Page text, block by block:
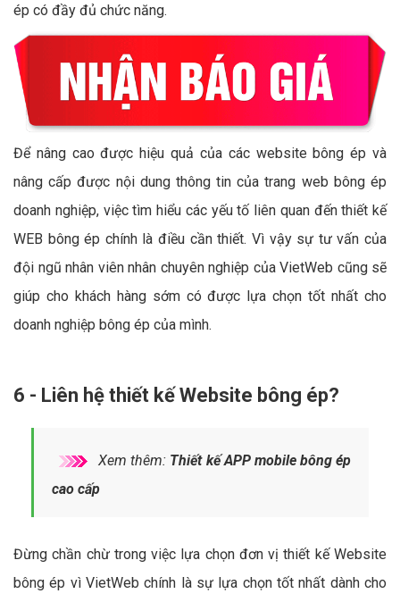
ép có đầy đủ chức năng.
Để nâng cao được hiệu quả của các website bông ép và
nâng cấp được nội dung thông tin của trang web bông ép
doanh nghiệp, việc tìm hiểu các yếu tố liên quan đến thiết kế
WEB bông ép chính là điều cần thiết. Vì vậy sự tư vấn của
đội ngũ nhân viên nhân chuyên nghiệp của VietWeb cũng sẽ
giúp cho khách hàng sớm có được lựa chọn tốt nhất cho
doanh nghiệp bông ép của mình.
6 - Liên hệ thiết kế Website bông ép?
Xem thêm: Thiết kế APP mobile bông ép
cao cấp
Đừng chần chừ trong việc lựa chọn đơn vị thiết kế Website
bông ép vì VietWeb chính là sự lựa chọn tốt nhất dành cho